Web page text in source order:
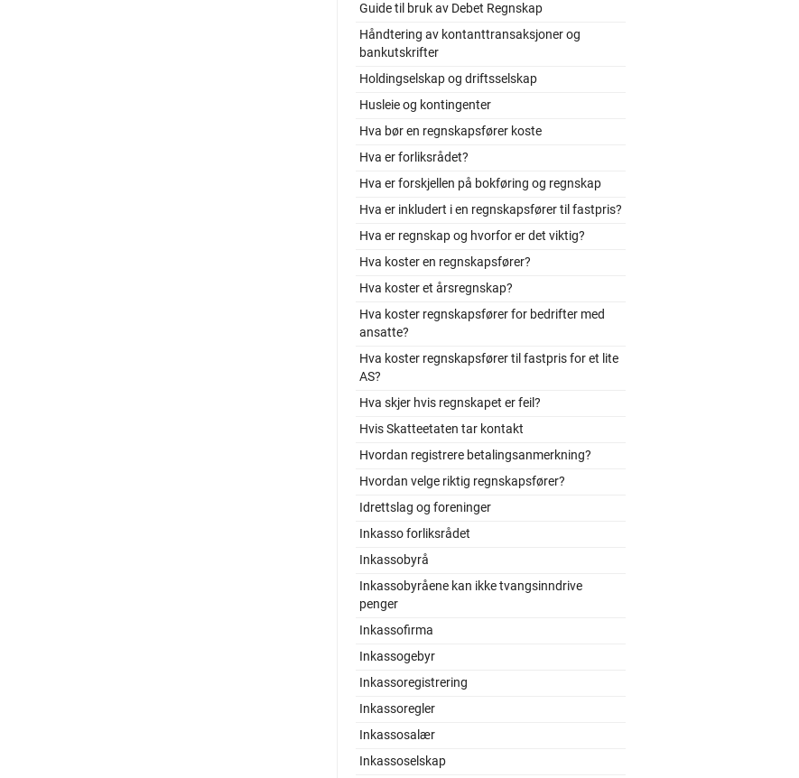
Guide til bruk av Debet Regnskap
Håndtering av kontanttransaksjoner og
bankutskrifter
Holdingselskap og driftsselskap
Husleie og kontingenter
Hva bør en regnskapsfører koste
Hva er forliksrådet?
Hva er forskjellen på bokføring og regnskap
Hva er inkludert i en regnskapsfører til fastpris?
Hva er regnskap og hvorfor er det viktig?
Hva koster en regnskapsfører?
Hva koster et årsregnskap?
Hva koster regnskapsfører for bedrifter med
ansatte?
Hva koster regnskapsfører til fastpris for et lite
AS?
Hva skjer hvis regnskapet er feil?
Hvis Skatteetaten tar kontakt
Hvordan registrere betalingsanmerkning?
Hvordan velge riktig regnskapsfører?
Idrettslag og foreninger
Inkasso forliksrådet
Inkassobyrå
Inkassobyråene kan ikke tvangsinndrive
penger
Inkassofirma
Inkassogebyr
Inkassoregistrering
Inkassoregler
Inkassosalær
Inkassoselskap